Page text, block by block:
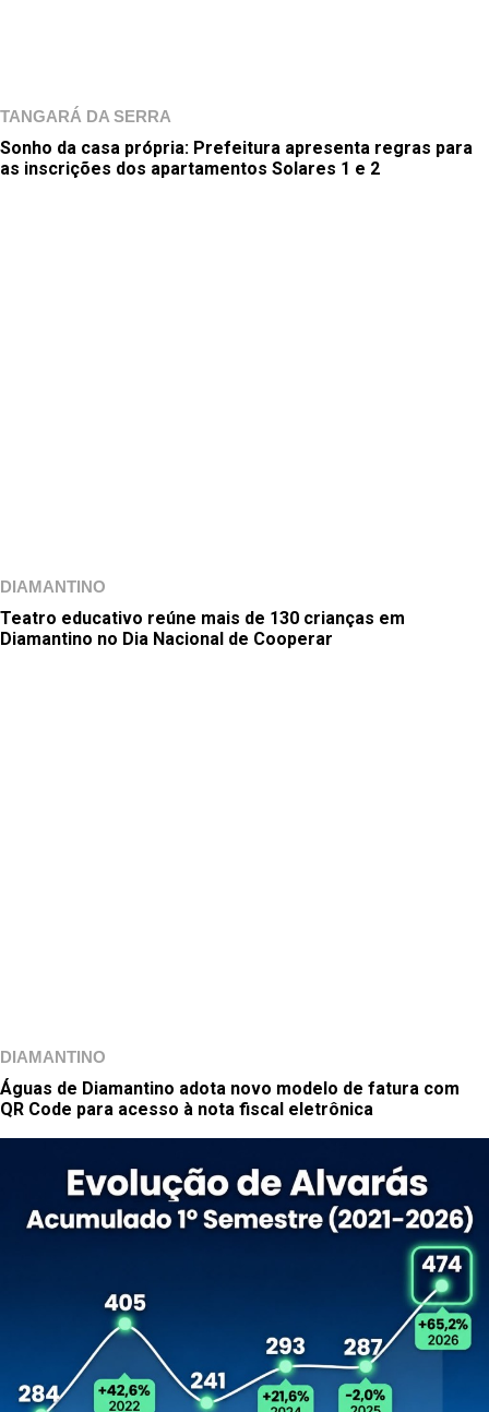
TANGARÁ DA SERRA
Sonho da casa própria: Prefeitura apresenta regras para
as inscrições dos apartamentos Solares 1 e 2
DIAMANTINO
Teatro educativo reúne mais de 130 crianças em
Diamantino no Dia Nacional de Cooperar
DIAMANTINO
Águas de Diamantino adota novo modelo de fatura com
QR Code para acesso à nota fiscal eletrônica